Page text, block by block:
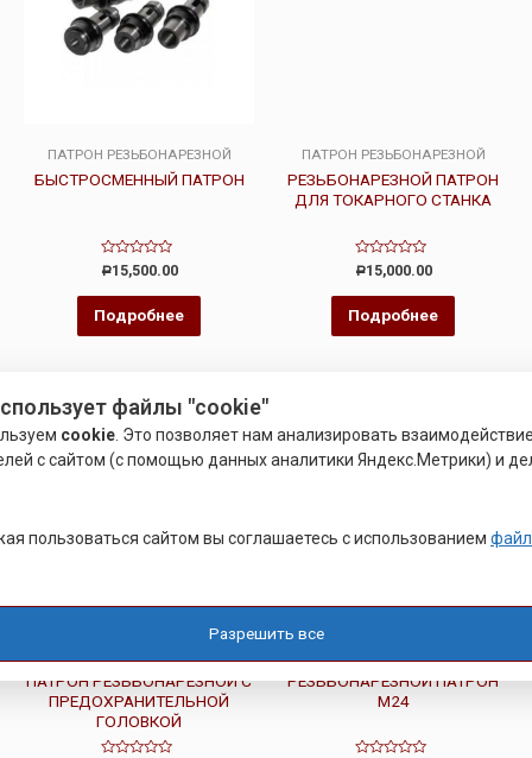
ПАТРОН РЕЗЬБОНАРЕЗНОЙ
БЫСТРОСМЕННЫЙ ПАТРОН
Оценка
0
из
Р15,500.00
Подробнее
ПАТРОН РЕЗЬБОНАРЕЗНОЙ
РЕЗЬБОНАРЕЗНОЙ ПАТРОН
ДЛЯ ТОКАРНОГО СТАНКА
Оценка
0
из
Р15,000.00
Подробнее
ПАТРОН РЕЗЬБОНАРЕЗНОЙ С
ПРЕДОХРАНИТЕЛЬНОЙ
ГОЛОВКОЙ
РЕЗЬБОНАРЕЗНОЙ ПАТРОН
М24
файлы "cookie"
cookie . Это позволяет нам анализировать
с сайтом (с помощью данных аналитики Яндекс.Метрики) и
пользоваться сайтом вы соглашаетесь с использованием
Разрешить все